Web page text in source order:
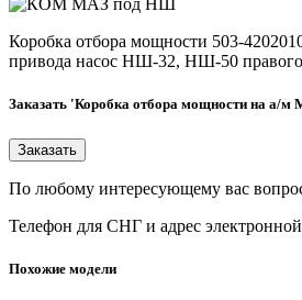
Коробка отбора мощности 503-
привода насос НШ-32, НШ-50
Заказать 'Коробка отбора мощности на а/
По любому интересующему вас
Телефон для СНГ и адрес
Похожие модели